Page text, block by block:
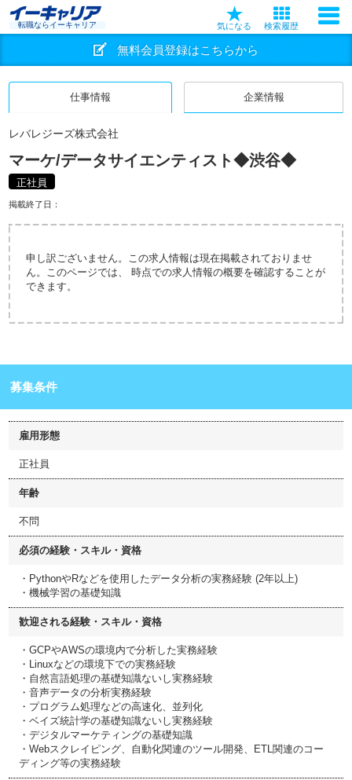
転職ならイーキャリア 気になる 検索履歴
無料会員登録はこちらから
仕事情報 企業情報
レバレジーズ株式会社
マーケ/データサイエンティスト◆渋谷◆
正社員
掲載終了日：
申し訳ございません。この求人情報は現在掲載されておりませ
ん。このページでは、 時点での求人情報の概要を確認することが
できます。
募集条件
雇用形態
正社員
年齢
不問
必須の経験・スキル・資格
・PythonやRなどを使用したデータ分析の実務経験 (2年以上)
・機械学習の基礎知識
歓迎される経験・スキル・資格
・GCPやAWSの環境内で分析した実務経験
・Linuxなどの環境下での実務経験
・自然言語処理の基礎知識ないし実務経験
・音声データの分析実務経験
・プログラム処理などの高速化、並列化
・ベイズ統計学の基礎知識ないし実務経験
・デジタルマーケティングの基礎知識
・Webスクレイピング、自動化関連のツール開発、ETL関連のコー
ディング等の実務経験